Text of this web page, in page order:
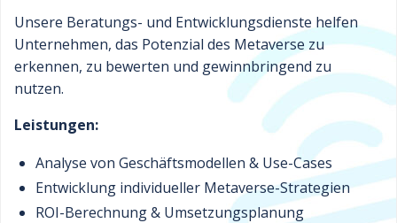
Unsere Beratungs- und Entwicklungsdienste helfen
Unternehmen, das Potenzial des Metaverse zu
erkennen, zu bewerten und gewinnbringend zu
nutzen.
Leistungen:
Analyse von Geschäftsmodellen & Use-Cases
Entwicklung individueller Metaverse-Strategien
ROI-Berechnung & Umsetzungsplanung